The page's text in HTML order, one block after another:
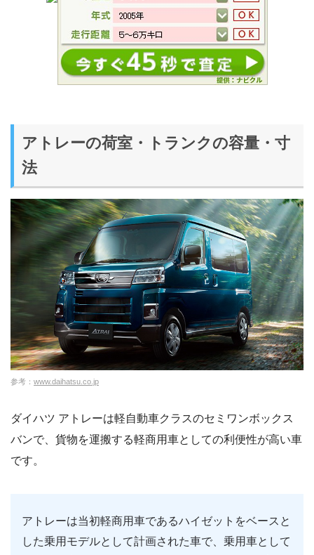
アトレーの荷室・トランクの容量・寸
法
参考： www.daihatsu.co.jp
ダイハツ アトレーは軽自動車クラスのセミワンボックス
バンで、貨物を運搬する軽商用車としての利便性が高い車
です。
アトレーは当初軽商用車であるハイゼットをベースと
した乗用モデルとして計画された車で、乗用車として